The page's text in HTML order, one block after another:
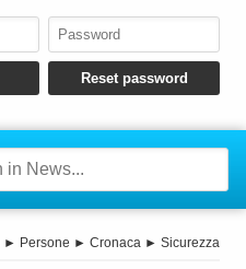
► Persone ► Cronaca ► Sicurezza